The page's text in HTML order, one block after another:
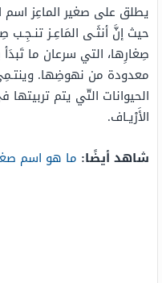
يطلق على صغير الماعِز اسم
صِغارِها، التي سرعان ما
معدودة من نهوضِها.
الحيوانات التّي يتم
الأَرْيـاف.
شاهد أيضًا: ما هو اسم